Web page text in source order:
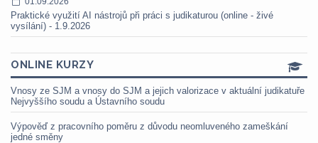
Praktické využití AI nástrojů při práci s judikaturou (online - živé
vysílání) - 1.9.2026
ONLINE KURZY
Vnosy ze SJM a vnosy do SJM a jejich valorizace v aktuální judikatuře
Nejvyššího soudu a Ústavního soudu
Výpověď z pracovního poměru z důvodu neomluveného zameškání
jedné směny